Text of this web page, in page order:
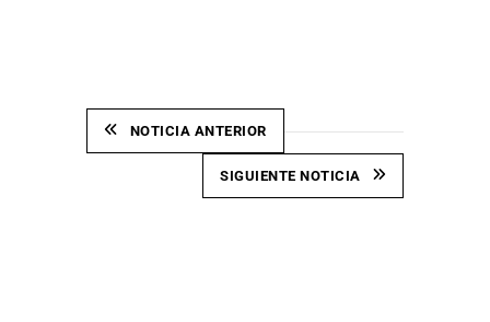
NOTICIA ANTERIOR
SIGUIENTE NOTICIA